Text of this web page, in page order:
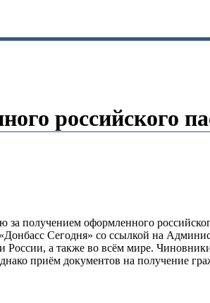
российского
получением оформленного
Сегодня» со ссылкой на
а также во всём мире.
приём документов на получение